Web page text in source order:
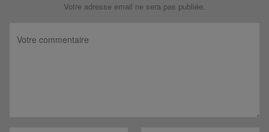
Votre adresse email ne sera pas publiée.